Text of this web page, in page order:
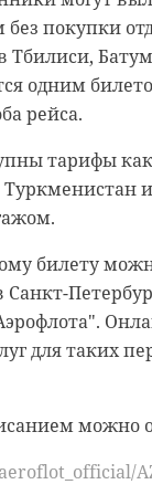
без покупки
Тбилиси,
одним
рейса.
тарифы
Туркменистан
билету
Санкт-
для таких
можно
место, -
из
из
нас в
перевозили
по
знаками и
уловка не
с брикетами
19 кг